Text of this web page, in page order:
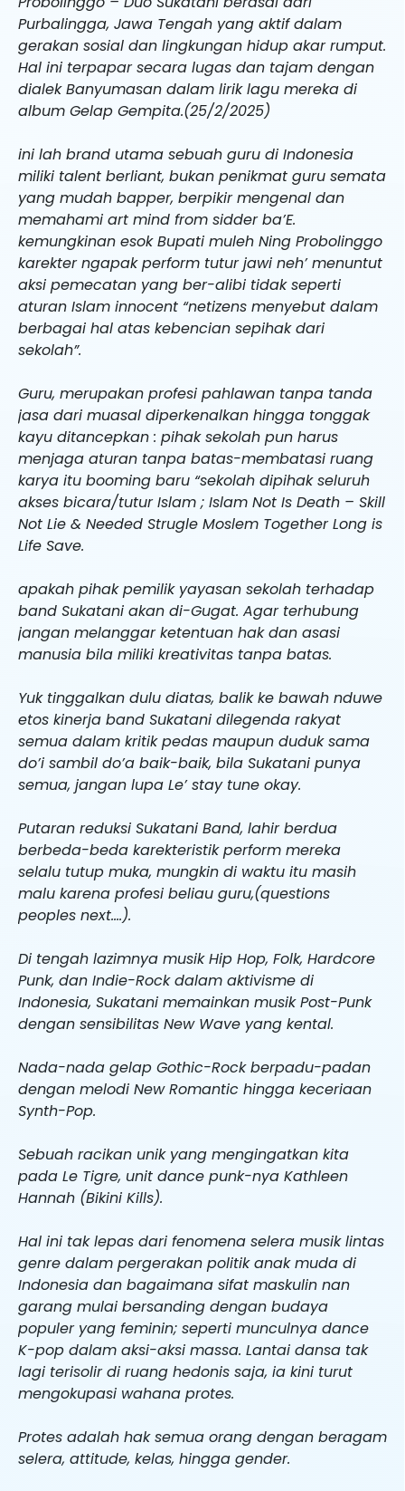
Purbalingga, Jawa Tengah yang aktif dalam
gerakan sosial dan lingkungan hidup akar rumput.
Hal ini terpapar secara lugas dan tajam dengan
dialek Banyumasan dalam lirik lagu mereka di
album Gelap Gempita.(25/2/2025)
ini lah brand utama sebuah guru di Indonesia
miliki talent berliant, bukan penikmat guru semata
yang mudah bapper, berpikir mengenal dan
memahami art mind from sidder ba’E.
kemungkinan esok Bupati muleh Ning Probolinggo
karekter ngapak perform tutur jawi neh’ menuntut
aksi pemecatan yang ber-alibi tidak seperti
aturan Islam innocent “netizens menyebut dalam
berbagai hal atas kebencian sepihak dari
sekolah”.
Guru, merupakan profesi pahlawan tanpa tanda
jasa dari muasal diperkenalkan hingga tonggak
kayu ditancepkan : pihak sekolah pun harus
menjaga aturan tanpa batas-membatasi ruang
karya itu booming baru “sekolah dipihak seluruh
akses bicara/tutur Islam ; Islam Not Is Death – Skill
Not Lie & Needed Strugle Moslem Together Long is
Life Save.
apakah pihak pemilik yayasan sekolah terhadap
band Sukatani akan di-Gugat. Agar terhubung
jangan melanggar ketentuan hak dan asasi
manusia bila miliki kreativitas tanpa batas.
Yuk tinggalkan dulu diatas, balik ke bawah nduwe
etos kinerja band Sukatani dilegenda rakyat
semua dalam kritik pedas maupun duduk sama
do’i sambil do’a baik-baik, bila Sukatani punya
semua, jangan lupa Le’ stay tune okay.
Putaran reduksi Sukatani Band, lahir berdua
berbeda-beda karekteristik perform mereka
selalu tutup muka, mungkin di waktu itu masih
malu karena profesi beliau guru,(questions
peoples next….).
Di tengah lazimnya musik Hip Hop, Folk, Hardcore
Punk, dan Indie-Rock dalam aktivisme di
Indonesia, Sukatani memainkan musik Post-Punk
dengan sensibilitas New Wave yang kental.
Nada-nada gelap Gothic-Rock berpadu-padan
dengan melodi New Romantic hingga keceriaan
Synth-Pop.
Sebuah racikan unik yang mengingatkan kita
pada Le Tigre, unit dance punk-nya Kathleen
Hannah (Bikini Kills).
Hal ini tak lepas dari fenomena selera musik lintas
genre dalam pergerakan politik anak muda di
Indonesia dan bagaimana sifat maskulin nan
garang mulai bersanding dengan budaya
populer yang feminin; seperti munculnya dance
K-pop dalam aksi-aksi massa. Lantai dansa tak
lagi terisolir di ruang hedonis saja, ia kini turut
mengokupasi wahana protes.
Protes adalah hak semua orang dengan beragam
selera, attitude, kelas, hingga gender.